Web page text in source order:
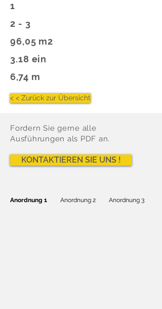
1
2 - 3
96,05 m2
3.18 ein
6,74 m
< < Zurück zur Übersicht
Fordern Sie gerne alle
Ausführungen als PDF an.
KONTAKTIEREN SIE UNS !
Anordnung 1 Anordnung 2 Anordnung 3